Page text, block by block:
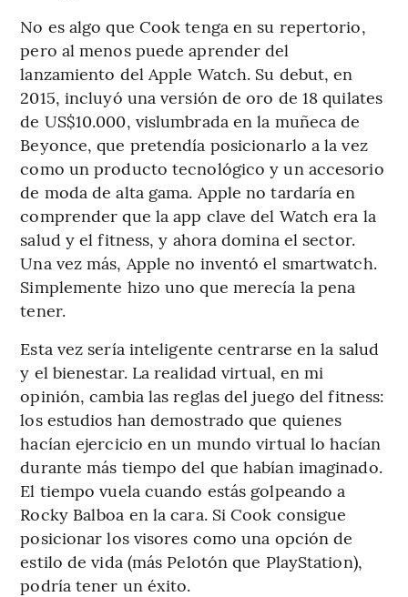
No es algo que Cook tenga en su repertorio,
pero al menos puede aprender del
lanzamiento del Apple Watch. Su debut, en
2015, incluyó una versión de oro de 18 quilates
de US$10.000, vislumbrada en la muñeca de
Beyonce, que pretendía posicionarlo a la vez
como un producto tecnológico y un accesorio
de moda de alta gama. Apple no tardaría en
comprender que la app clave del Watch era la
salud y el fitness, y ahora domina el sector.
Una vez más, Apple no inventó el smartwatch.
Simplemente hizo uno que merecía la pena
tener.
Esta vez sería inteligente centrarse en la salud
y el bienestar. La realidad virtual, en mi
opinión, cambia las reglas del juego del fitness:
los estudios han demostrado que quienes
hacían ejercicio en un mundo virtual lo hacían
durante más tiempo del que habían imaginado.
El tiempo vuela cuando estás golpeando a
Rocky Balboa en la cara. Si Cook consigue
posicionar los visores como una opción de
estilo de vida (más Pelotón que PlayStation),
podría tener un éxito.